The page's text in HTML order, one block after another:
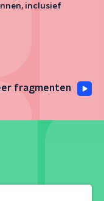
inclusief
fragmenten